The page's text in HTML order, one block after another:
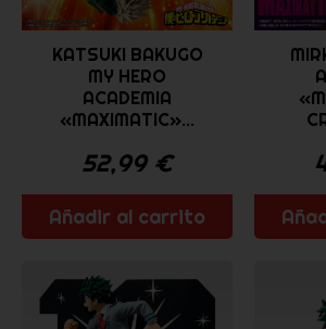
KATSUKI BAKUGO
MY HERO
ACADEMIA
«MAXIMATIC»...
52,99 €
Añadir al carrito